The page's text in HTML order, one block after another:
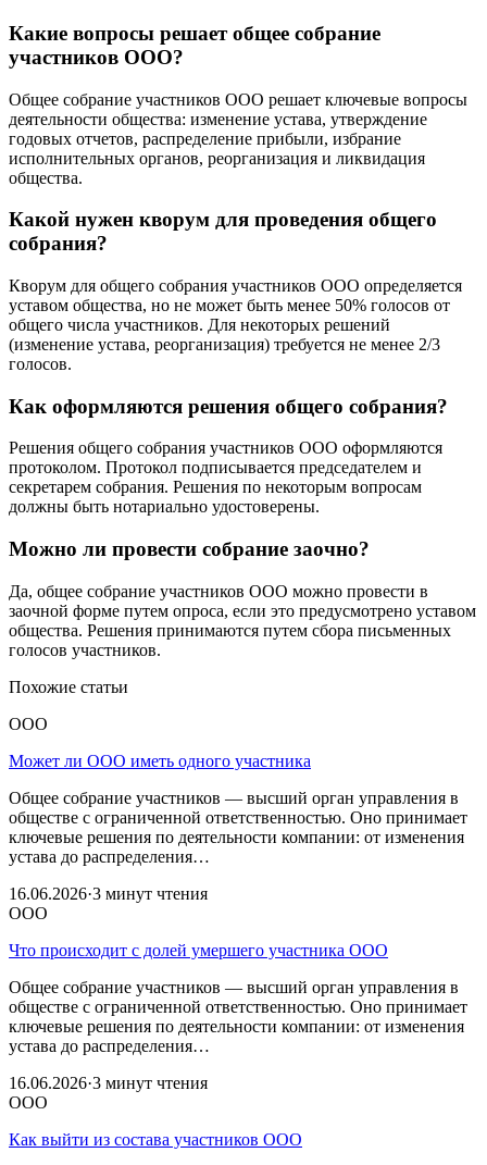
Какие вопросы решает общее собрание
участников ООО?
Общее собрание участников ООО решает ключевые вопросы
деятельности общества: изменение устава, утверждение
годовых отчетов, распределение прибыли, избрание
исполнительных органов, реорганизация и ликвидация
общества.
Какой нужен кворум для проведения общего
собрания?
Кворум для общего собрания участников ООО определяется
уставом общества, но не может быть менее 50% голосов от
общего числа участников. Для некоторых решений
(изменение устава, реорганизация) требуется не менее 2/3
голосов.
Как оформляются решения общего собрания?
Решения общего собрания участников ООО оформляются
протоколом. Протокол подписывается председателем и
секретарем собрания. Решения по некоторым вопросам
должны быть нотариально удостоверены.
Можно ли провести собрание заочно?
Да, общее собрание участников ООО можно провести в
заочной форме путем опроса, если это предусмотрено уставом
общества. Решения принимаются путем сбора письменных
голосов участников.
Похожие статьи
ООО
Может ли ООО иметь одного участника
Общее собрание участников — высший орган управления в
обществе с ограниченной ответственностью. Оно принимает
ключевые решения по деятельности компании: от изменения
устава до распределения…
16.06.2026·3 минут чтения
ООО
Что происходит с долей умершего участника ООО
Общее собрание участников — высший орган управления в
обществе с ограниченной ответственностью. Оно принимает
ключевые решения по деятельности компании: от изменения
устава до распределения…
16.06.2026·3 минут чтения
ООО
Как выйти из состава участников ООО